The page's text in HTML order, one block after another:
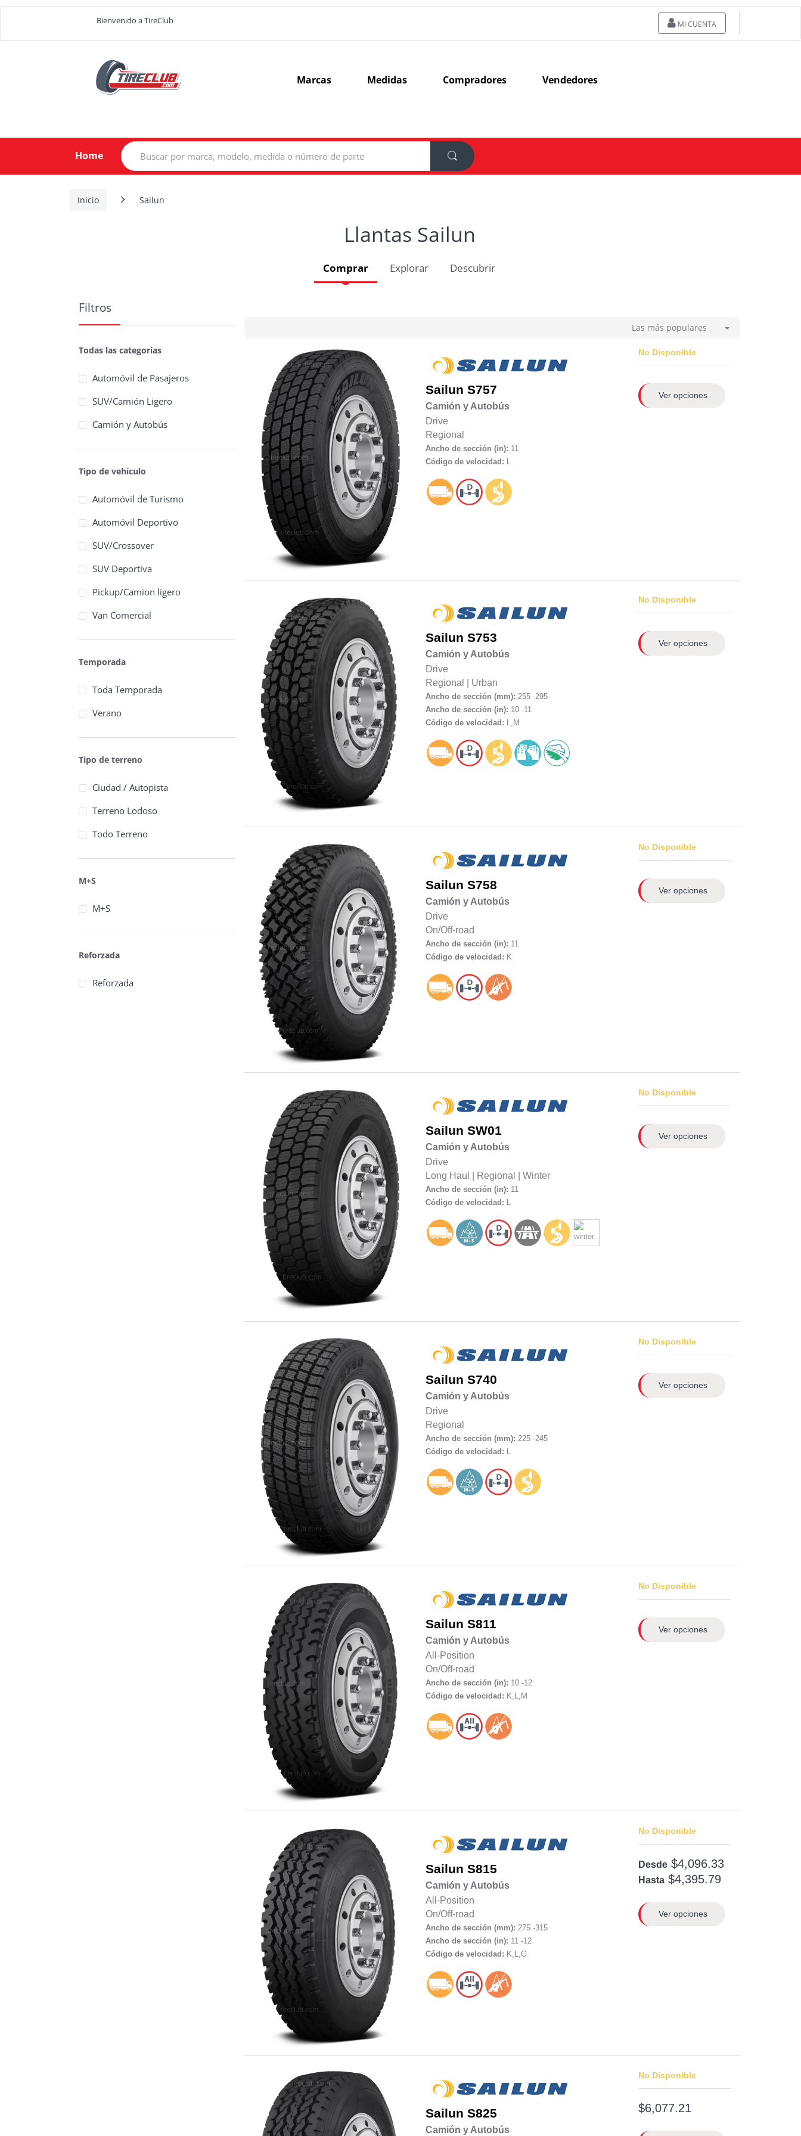
Bienvenido a TireClub MI CUENTA
Marcas Medidas Compradores Vendedores
Home
Search
for:
Inicio Sailun
Llantas Sailun
Comprar Explorar Descubrir
Las más populares
Sailun S757
Camión y Autobús
Drive
Regional
Ancho de sección (in): 11
Código de velocidad: L
No Disponible
Ver opciones
Sailun S753
Camión y Autobús
Drive
Regional
Urban
Ancho de sección (mm): 255 -295
Ancho de sección (in): 10 -11
Código de velocidad: L,M
No Disponible
Ver opciones
Sailun S758
Camión y Autobús
Drive
On/Off-road
Ancho de sección (in): 11
Código de velocidad: K
No Disponible
Ver opciones
Sailun SW01
Camión y Autobús
Drive
Long Haul
Regional Winter
Ancho de sección (in): 11
Código de velocidad: L
No Disponible
Ver opciones
Sailun S740
Camión y Autobús
Drive
Regional
Ancho de sección (mm): 225 -245
Código de velocidad: L
No Disponible
Ver opciones
Sailun S811
Camión y Autobús
All-Position
On/Off-road
Ancho de sección (in): 10 -12
Código de velocidad: K,L,M
No Disponible
Ver opciones
Sailun S815
Camión y Autobús
All-Position
On/Off-road
Ancho de sección (mm): 275 -315
Ancho de sección (in): 11 -12
Código de velocidad: K,L,G
No Disponible
Desde $4,096.33
Hasta $4,395.79
Ver opciones
Sailun S825
Camión y Autobús
No Disponible
$6,077.21
Filtros
Todas las categorías
Automóvil de Pasajeros
SUV/Camión Ligero
Camión y Autobús
Tipo de vehículo
Automóvil de Turismo
Automóvil Deportivo
SUV/Crossover
SUV Deportiva
Pickup/Camion ligero
Van Comercial
Temporada
Toda Temporada
Verano
Tipo de terreno
Ciudad / Autopista
Terreno Lodoso
Todo Terreno
M+S
M+S
Reforzada
Reforzada